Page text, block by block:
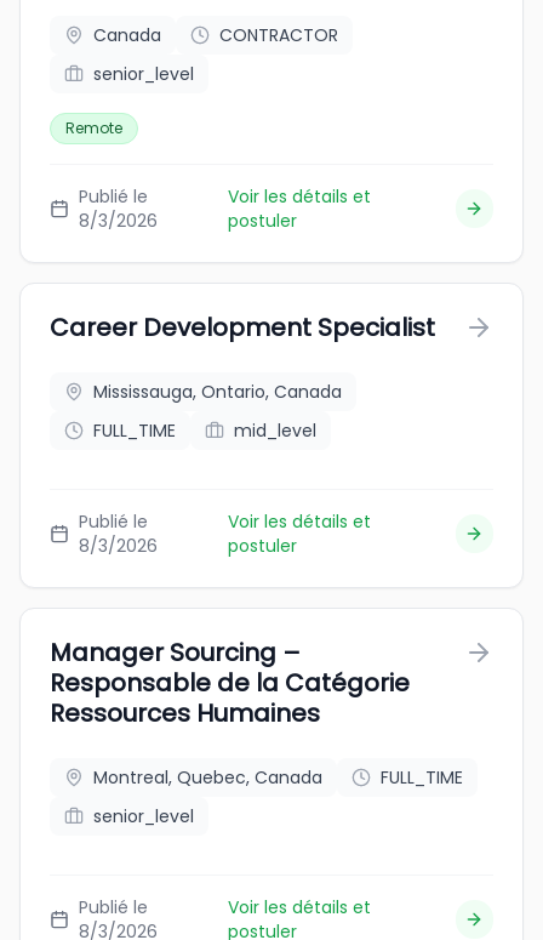
Canada
CONTRACTOR
senior_level
Remote
Publié le
8/3/2026
Voir les détails et
postuler
Career Development Specialist
Mississauga, Ontario, Canada
FULL_TIME
mid_level
Publié le
8/3/2026
Voir les détails et
postuler
Manager Sourcing –
Responsable de la Catégorie
Ressources Humaines
Montreal, Quebec, Canada
FULL_TIME
senior_level
Publié le
8/3/2026
Voir les détails et
postuler